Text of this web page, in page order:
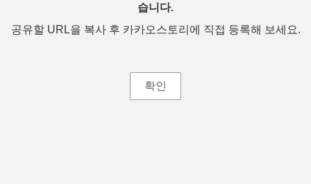
습니다.
공유할 URL을 복사 후 카카오스토리에 직접 등록해 보세요.
확인